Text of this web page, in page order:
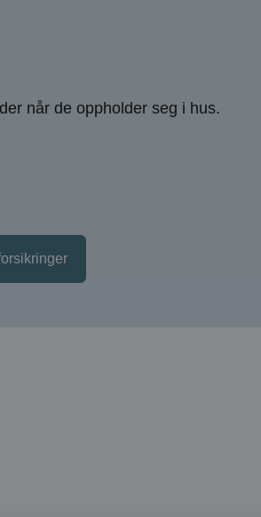
når de oppholder seg i hus.